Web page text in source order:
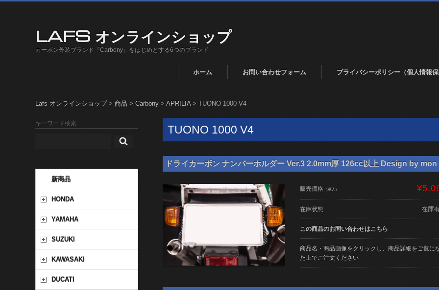
LAFS オンラインショップ
カーボン外装ブランド『Carbony』をはじめとする6つのブランド
ホーム お問い合わせフォーム プライバシーポリシー（個人情報
Lafs オンラインショップ> 商品 > Carbony > APRILIA> TUONO 1000 V4
TUONO 1000 V4
ドライカーボン ナンバーホルダー Ver.3 2.0mm厚 126cc以上 Design by
販売価格 （税込）
在庫状態 在庫
この商品のお問い合わせはこちら
商品名・商品画像をクリックし、商品詳細をご覧に
た上でご注文ください
キーワード検索
新商品
HONDA
YAMAHA
SUZUKI
KAWASAKI
DUCATI